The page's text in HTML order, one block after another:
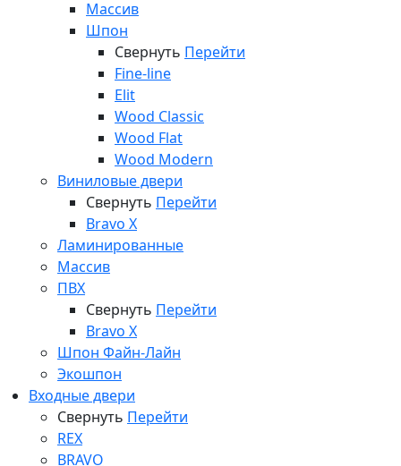
Массив
Шпон
Свернуть Перейти
Fine-line
Elit
Wood Classic
Wood Flat
Wood Modern
Виниловые двери
Свернуть Перейти
Bravo X
Ламинированные
Массив
ПВХ
Свернуть Перейти
Bravo X
Шпон Файн-Лайн
Экошпон
Входные двери
Свернуть Перейти
REX
BRAVO